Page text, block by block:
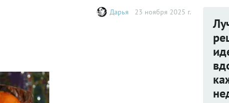
Дарья 23 ноября 2025 г.